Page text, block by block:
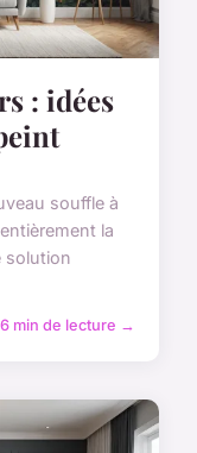
: idées
souffle à
la
solution
6 min de lecture →